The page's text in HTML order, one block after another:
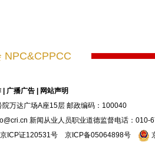
NPC&CPPCC
| 广播广告|
网站声明
万达广场A座15层 邮政编码：100040
新闻从业人员职业道德监督电话：010-
ICP证120531号 京ICP备05064898号